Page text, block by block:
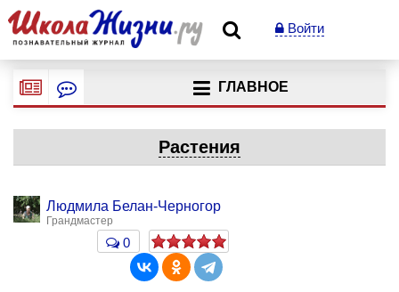
Войти
ГЛАВНОЕ
Растения
Людмила Белан-Черногор
Грандмастер
0